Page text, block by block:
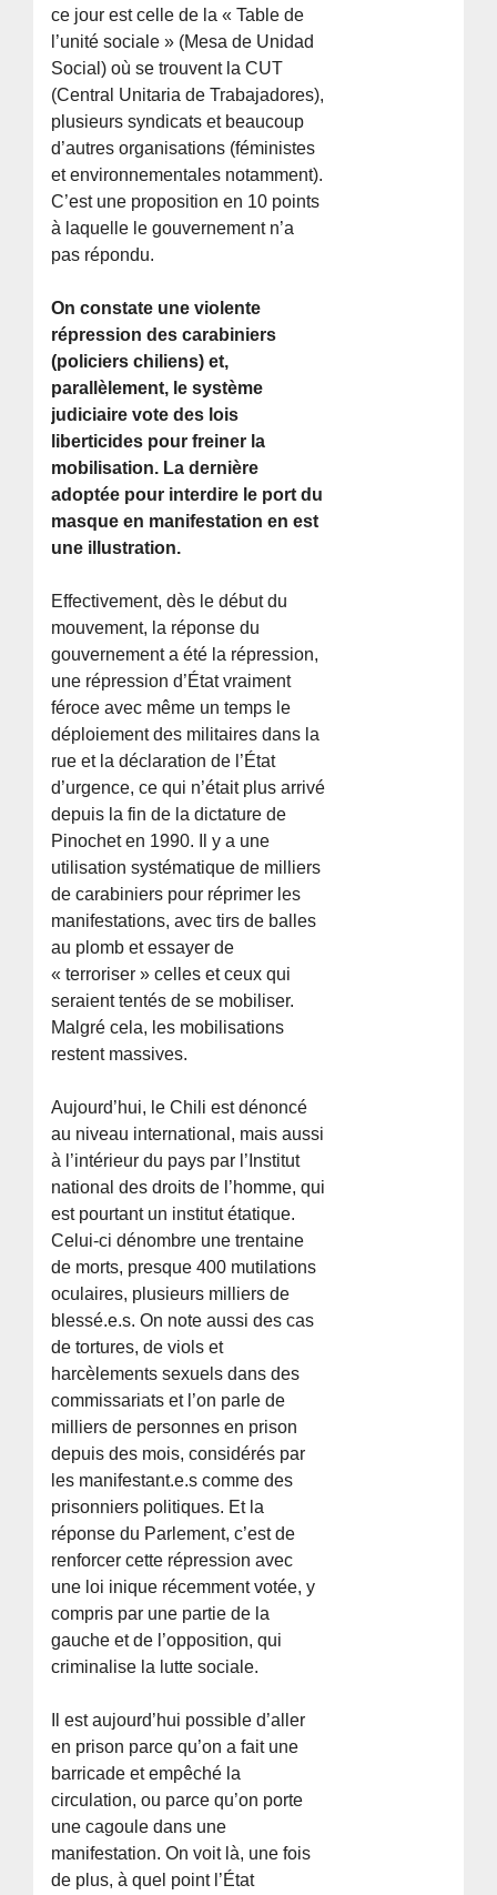
ce jour est celle de la « Table de
l’unité sociale » (Mesa de Unidad
Social) où se trouvent la CUT
(Central Unitaria de Trabajadores),
plusieurs syndicats et beaucoup
d’autres organisations (féministes
et environnementales notamment).
C’est une proposition en 10 points
à laquelle le gouvernement n’a
pas répondu.
On constate une violente
répression des carabiniers
(policiers chiliens) et,
parallèlement, le système
judiciaire vote des lois
liberticides pour freiner la
mobilisation. La dernière
adoptée pour interdire le port du
masque en manifestation en est
une illustration.
Effectivement, dès le début du
mouvement, la réponse du
gouvernement a été la répression,
une répression d’État vraiment
féroce avec même un temps le
déploiement des militaires dans la
rue et la déclaration de l’État
d’urgence, ce qui n’était plus arrivé
depuis la fin de la dictature de
Pinochet en 1990. Il y a une
utilisation systématique de milliers
de carabiniers pour réprimer les
manifestations, avec tirs de balles
au plomb et essayer de
« terroriser » celles et ceux qui
seraient tentés de se mobiliser.
Malgré cela, les mobilisations
restent massives.
Aujourd’hui, le Chili est dénoncé
au niveau international, mais aussi
à l’intérieur du pays par l’Institut
national des droits de l’homme, qui
est pourtant un institut étatique.
Celui-ci dénombre une trentaine
de morts, presque 400 mutilations
oculaires, plusieurs milliers de
blessé.e.s. On note aussi des cas
de tortures, de viols et
harcèlements sexuels dans des
commissariats et l’on parle de
milliers de personnes en prison
depuis des mois, considérés par
les manifestant.e.s comme des
prisonniers politiques. Et la
réponse du Parlement, c’est de
renforcer cette répression avec
une loi inique récemment votée, y
compris par une partie de la
gauche et de l’opposition, qui
criminalise la lutte sociale.
Il est aujourd’hui possible d’aller
en prison parce qu’on a fait une
barricade et empêché la
circulation, ou parce qu’on porte
une cagoule dans une
manifestation. On voit là, une fois
de plus, à quel point l’État